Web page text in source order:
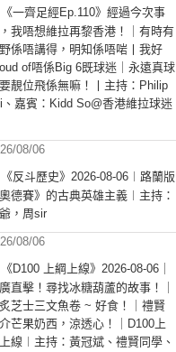
《一齊足經Ep.110》經過今次事
我唔想維拉再黎香港！｜有時有
係唔講得，明知係唔啱丨我好
of唔係Big 6既球迷｜永遠真球
靚位飛係無嘛！丨主持：Philip
、嘉賓：Kidd So@香港維拉球迷
08/06
《反斗歷史》2026-08-06︱路蘭版
奧德賽》的古典英雄主義︱主持：
，周sir
08/06
《D100 上綱上線》2026-08-06｜
直擊！尋找冰糖葫蘆的故事！｜
芝士三文魚卷 ~ 好食！｜禮賢
芒果奶西，涼透心！｜D100上
線︱主持：黃冠斌、禮賢同學、